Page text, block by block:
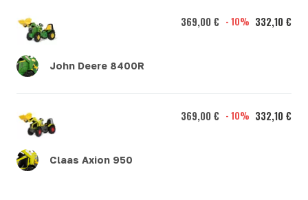
John Deere 8400R
369,00 € - 10% 332,10 €
Claas Axion 950
369,00 € - 10% 332,10 €